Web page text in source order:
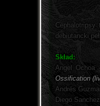
debiutancki
Skład:
Angel Ochoa
Ossification
Andrés
Diego